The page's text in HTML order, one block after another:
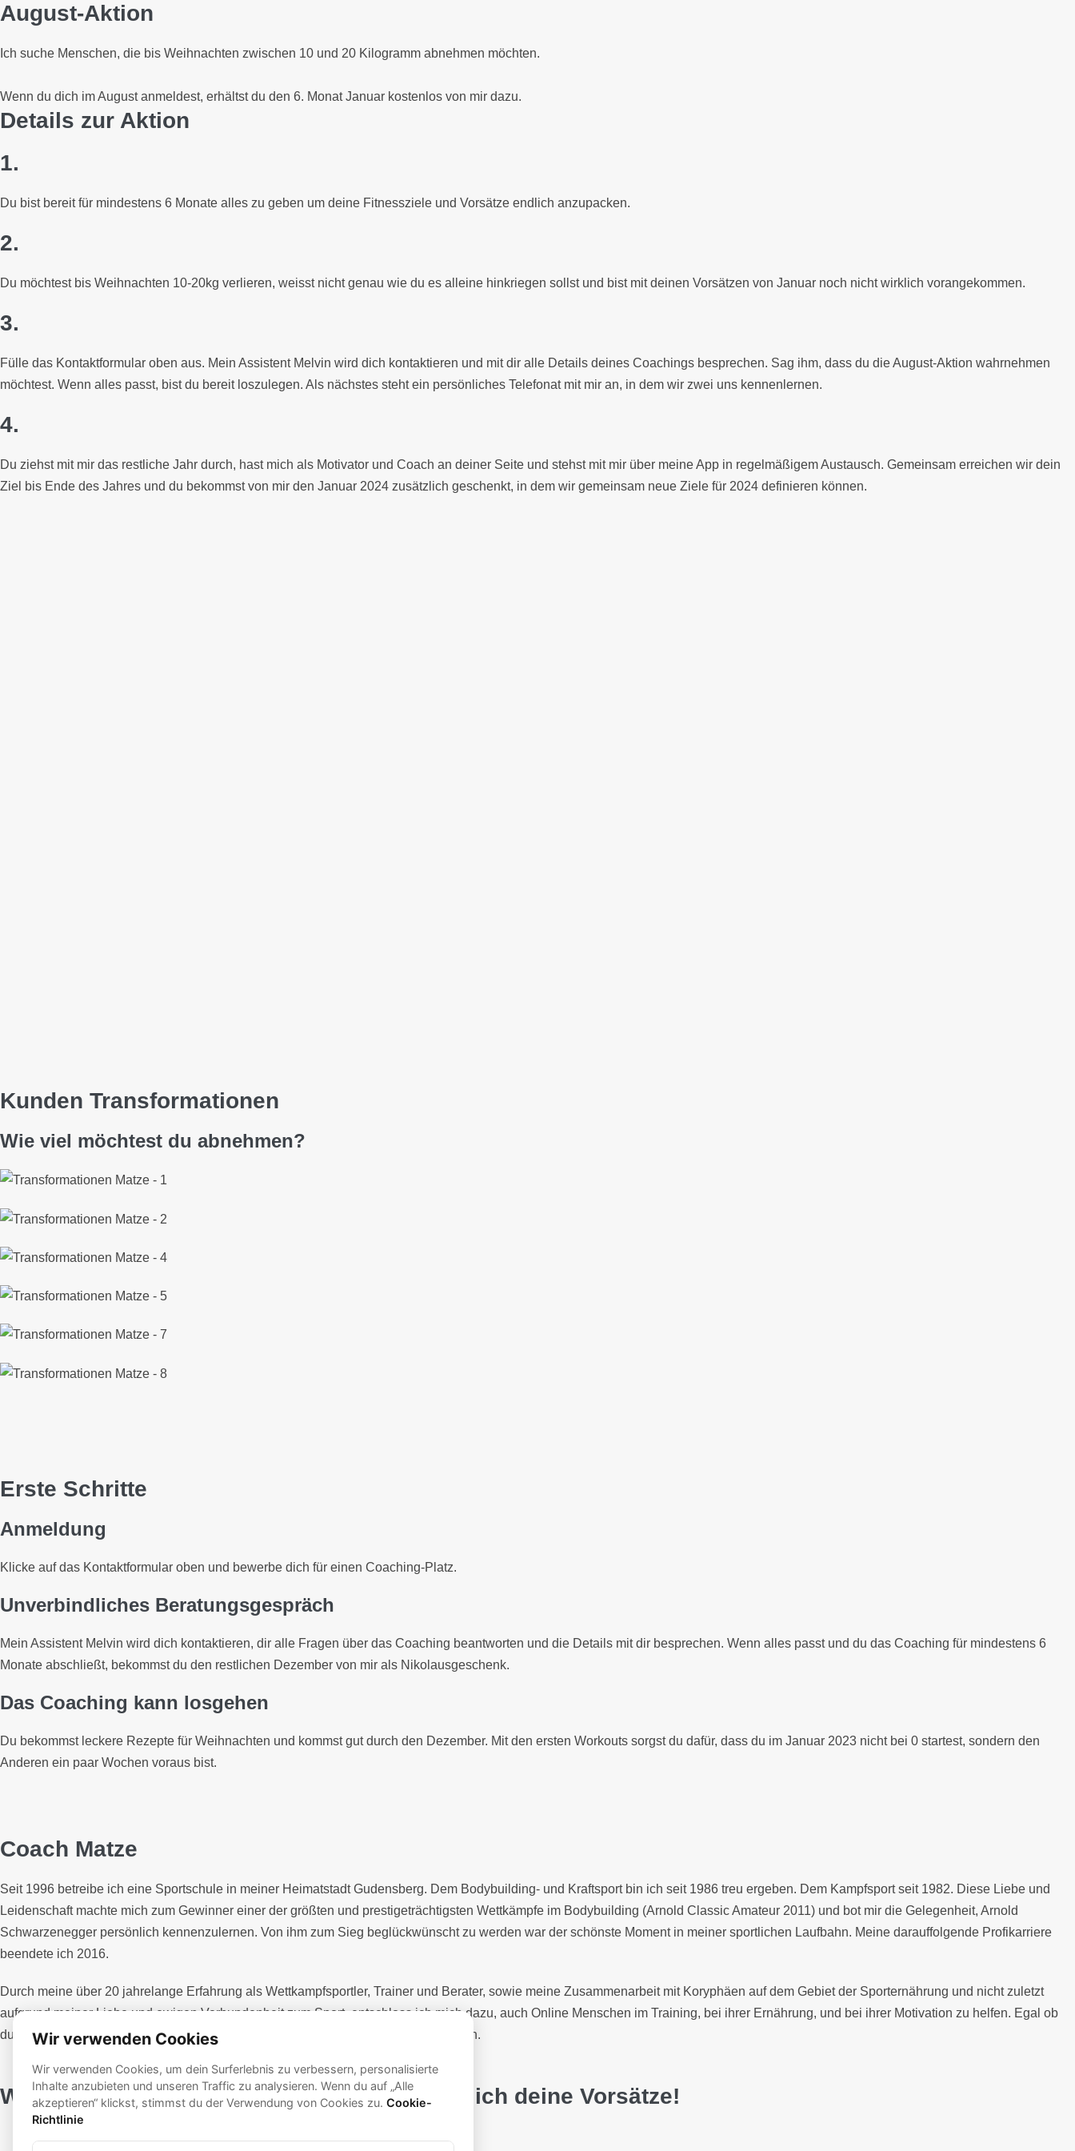
Skip
content
August-Aktion
Ich suche Menschen, die bis Weihnachten zwischen 10 und 20 Kilogramm abnehmen möchten.
Wenn du dich im August anmeldest, erhältst du den 6. Monat Januar kostenlos von mir dazu.
Details zur Aktion
1.
Du bist bereit für mindestens 6 Monate alles zu geben um deine Fitnessziele und Vorsätze endlich anzupacken.
2.
Du möchtest bis Weihnachten 10-20kg verlieren, weisst nicht genau wie du es alleine hinkriegen sollst und bist mit deinen Vorsätzen von Januar noch nicht wirklich vorangekommen.
3.
Fülle das Kontaktformular oben aus. Mein Assistent Melvin wird dich kontaktieren und mit dir alle Details deines Coachings besprechen. Sag ihm, dass du die August-Aktion wahrnehmen
möchtest. Wenn alles passt, bist du bereit loszulegen. Als nächstes steht ein persönliches Telefonat mit mir an, in dem wir zwei uns kennenlernen.
4.
Du ziehst mit mir das restliche Jahr durch, hast mich als Motivator und Coach an deiner Seite und stehst mit mir über meine App in regelmäßigem Austausch. Gemeinsam erreichen wir dein
Ziel bis Ende des Jahres und du bekommst von mir den Januar 2024 zusätzlich geschenkt, in dem wir gemeinsam neue Ziele für 2024 definieren können.
Kunden Transformationen
Wie viel möchtest du abnehmen?
Erste Schritte
Anmeldung
Klicke auf das Kontaktformular oben und bewerbe dich für einen Coaching-Platz.
Unverbindliches Beratungsgespräch
Mein Assistent Melvin wird dich kontaktieren, dir alle Fragen über das Coaching beantworten und die Details mit dir besprechen. Wenn alles passt und du das Coaching für mindestens 6
Monate abschließt, bekommst du den restlichen Dezember von mir als Nikolausgeschenk.
Das Coaching kann losgehen
Du bekommst leckere Rezepte für Weihnachten und kommst gut durch den Dezember. Mit den ersten Workouts sorgst du dafür, dass du im Januar 2023 nicht bei 0 startest, sondern den
Anderen ein paar Wochen voraus bist.
Klicke hier
Coach Matze
Seit 1996 betreibe ich eine Sportschule in meiner Heimatstadt Gudensberg. Dem Bodybuilding- und Kraftsport bin ich seit 1986 treu ergeben. Dem Kampfsport seit 1982. Diese Liebe und
Leidenschaft machte mich zum Gewinner einer der größten und prestigeträchtigsten Wettkämpfe im Bodybuilding (Arnold Classic Amateur 2011) und bot mir die Gelegenheit, Arnold
Schwarzenegger persönlich kennenzulernen. Von ihm zum Sieg beglückwünscht zu werden war der schönste Moment in meiner sportlichen Laufbahn. Meine darauffolgende Profikarriere
beendete ich 2016.
Durch meine über 20 jahrelange Erfahrung als Wettkampfsportler, Trainer und Berater, sowie meine Zusammenarbeit mit Koryphäen auf dem Gebiet der Sporternährung und nicht zuletzt
aufgrund meiner Liebe und ewigen Verbundenheit zum Sport, entschloss ich mich dazu, auch Online Menschen im Training, bei ihrer Ernährung, und bei ihrer Motivation zu helfen. Egal ob
du Wettkampfathlet oder Freizeitsportler bist, ich will mit dir gemeinsam Erfolg haben.
Werde bis Weihnachten fit und erreiche endlich deine Vorsätze!